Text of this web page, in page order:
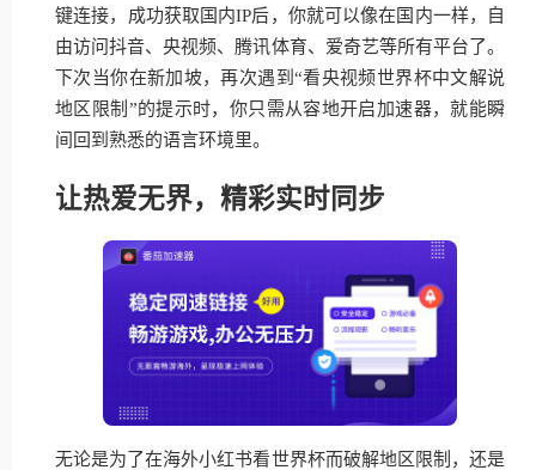
键连接，成功获取国内IP后，你就可以像在国内一样，自
由访问抖音、央视频、腾讯体育、爱奇艺等所有平台了。
下次当你在新加坡，再次遇到“看央视频世界杯中文解说
地区限制”的提示时，你只需从容地开启加速器，就能瞬
间回到熟悉的语言环境里。
让热爱无界，精彩实时同步
无论是为了在海外小红书看世界杯而破解地区限制，还是